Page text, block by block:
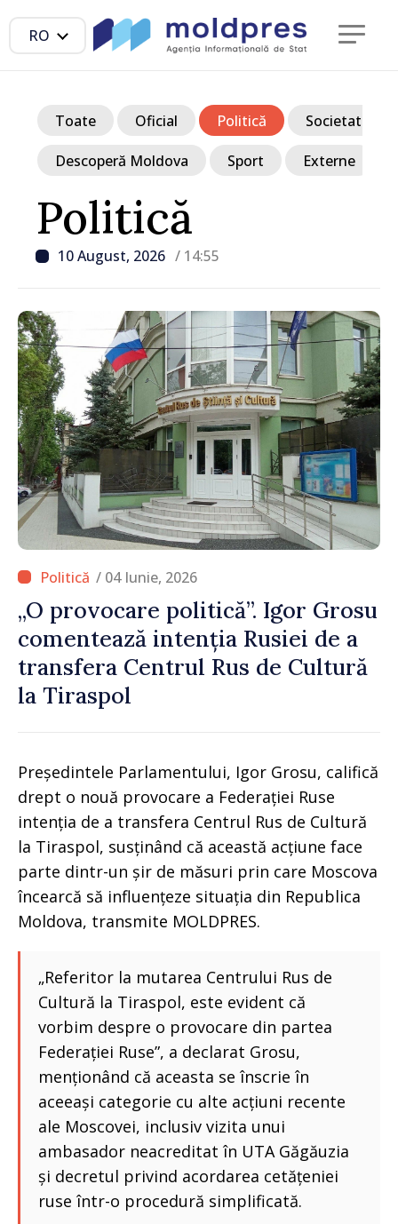
RO
Politică
10 August, 2026 / 14:55
Toate Oficial Politică Societate
Descoperă Moldova Sport Externe
/ 04 Iunie, 2026
„O provocare politică”. Igor Grosu
comentează intenția Rusiei de a
transfera Centrul Rus de Cultură
la Tiraspol
Președintele Parlamentului, Igor Grosu, califică
drept o nouă provocare a Federației Ruse
intenția de a transfera Centrul Rus de Cultură
la Tiraspol, susținând că această acțiune face
parte dintr-un șir de măsuri prin care Moscova
încearcă să influențeze situația din Republica
Moldova, transmite MOLDPRES.
„Referitor la mutarea Centrului Rus de
Cultură la Tiraspol, este evident că
vorbim despre o provocare din partea
Federației Ruse”, a declarat Grosu,
menționând că aceasta se înscrie în
aceeași categorie cu alte acțiuni recente
ale Moscovei, inclusiv vizita unui
ambasador neacreditat în UTA Găgăuzia
și decretul privind acordarea cetățeniei
ruse într-o procedură simplificată.